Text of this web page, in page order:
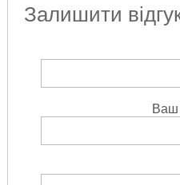
Залишити
Ваш